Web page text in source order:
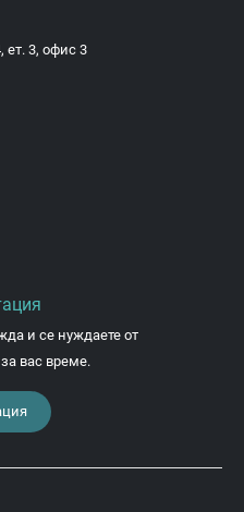
ет. 3, офис 3
и се нуждаете от
вас време.